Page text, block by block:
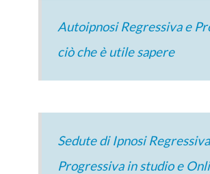
Autoipnosi Regressiva e
ciò che è utile sapere
Sedute di Ipnosi
Progressiva in studio e